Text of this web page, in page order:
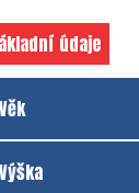
údaje
Věk
Výška